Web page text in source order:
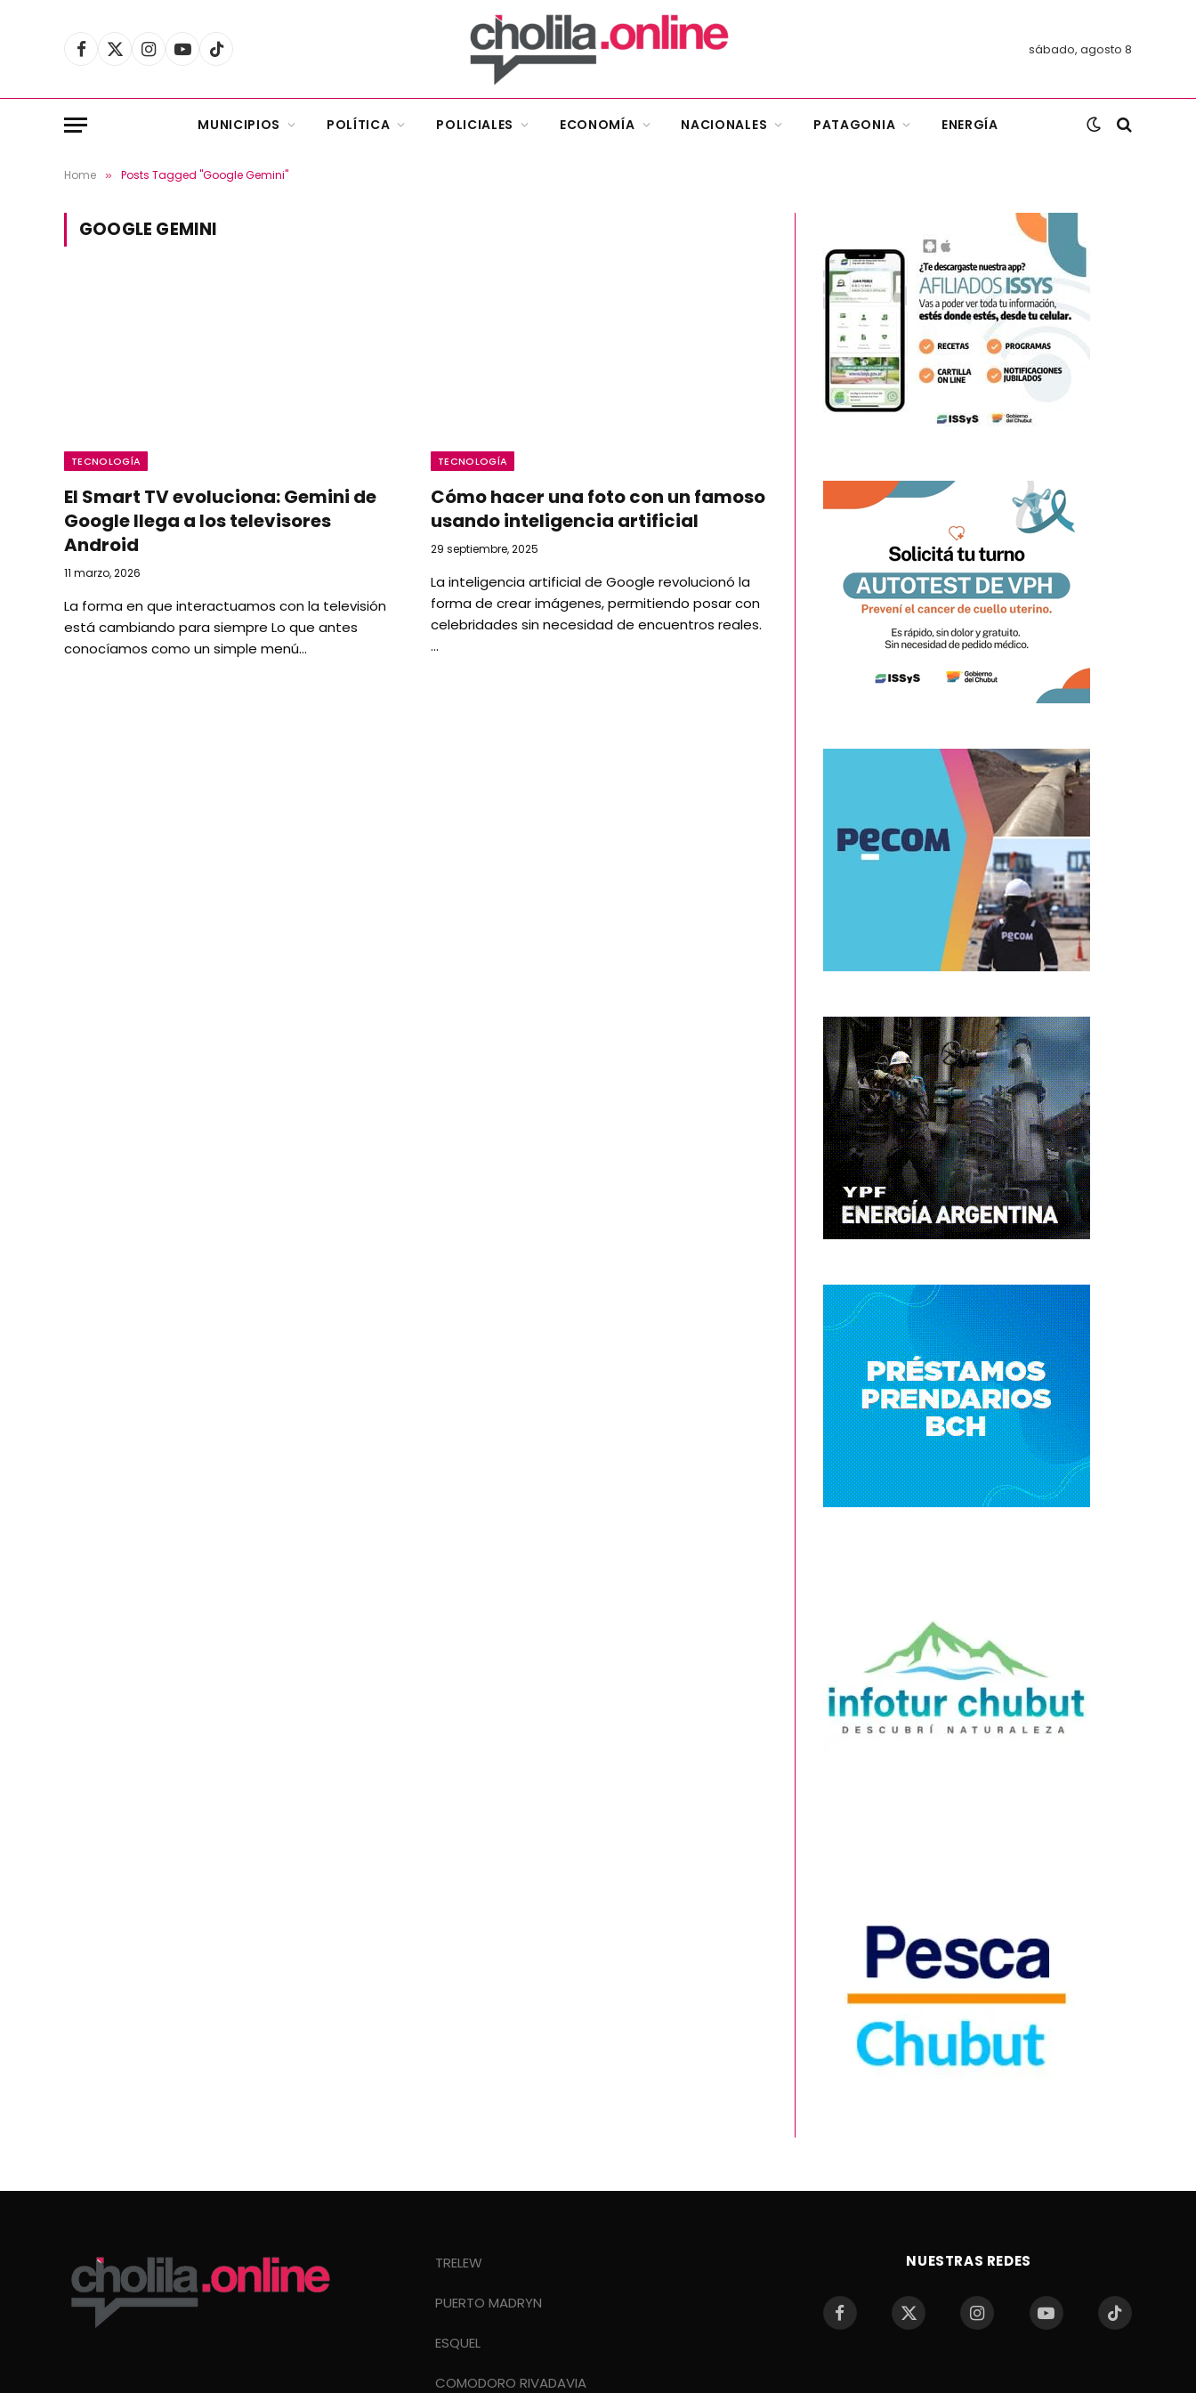
Facebook
X
Instagram
YouTubeTikTok sábado, agosto 8
MUNICIPIOS POLÍTICA POLICIALES ECONOMÍA NACIONALES PATAGONIA ENERGÍA
Home » Posts Tagged "Google Gemini"
GOOGLE GEMINI
TECNOLOGÍA
El Smart TV evoluciona: Gemini de
Google llega a los televisores
Android
11 marzo, 2026
La forma en que interactuamos con la televisión
está cambiando para siempre Lo que antes
conocíamos como un simple menú…
TECNOLOGÍA
Cómo hacer una foto con un famoso
usando inteligencia artificial
29 septiembre, 2025
La inteligencia artificial de Google revolucionó la
forma de crear imágenes, permitiendo posar con
celebridades sin necesidad de encuentros reales.
…
TRELEW
PUERTO MADRYN
ESQUEL
COMODORO RIVADAVIA
NUESTRAS REDES
Facebook X
InstagramYouTube TikTok